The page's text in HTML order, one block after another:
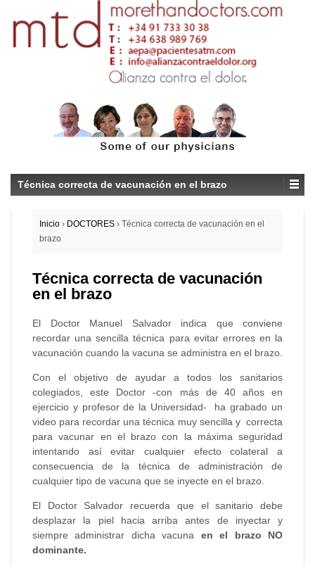
Técnica correcta de vacunación en el brazo
Inicio › DOCTORES › Técnica correcta de vacunación en el
brazo
Técnica correcta de vacunación
en el brazo
El Doctor Manuel Salvador indica que conviene
recordar una sencilla técnica para evitar errores en la
vacunación cuando la vacuna se administra en el brazo.
Con el objetivo de ayudar a todos los sanitarios
colegiados, este Doctor -con más de 40 años en
ejercicio y profesor de la Universidad- ha grabado un
video para recordar una técnica muy sencilla y correcta
para vacunar en el brazo con la máxima seguridad
intentando así evitar cualquier efecto colateral a
consecuencia de la técnica de administración de
cualquier tipo de vacuna que se inyecte en el brazo.
El Doctor Salvador recuerda que el sanitario debe
desplazar la piel hacia arriba antes de inyectar y
siempre administrar dicha vacuna en el brazo NO
dominante.